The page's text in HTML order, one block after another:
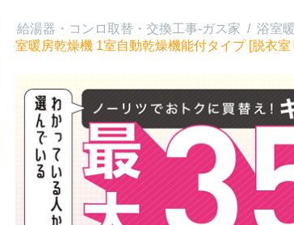
給湯器・コンロ取替・交換工事-ガス家 / 浴室
室暖房乾燥機 1室自動乾燥機能付タイプ [脱衣室